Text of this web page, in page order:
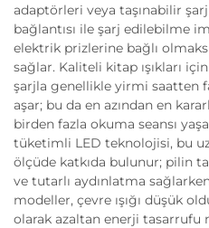
adaptörleri veya taşınabilir
bağlantısı ile şarj edilebilme
elektrik prizlerine bağlı
sağlar. Kaliteli kitap ışıkları
şarjla genellikle yirmi saatten
aşar; bu da en azından en
birden fazla okuma seansı
tüketimli LED teknolojisi, bu
ölçüde katkıda bulunur; pilin
ve tutarlı aydınlatma
modeller, çevre ışığı düşük
olarak azaltan enerji tasarrufu